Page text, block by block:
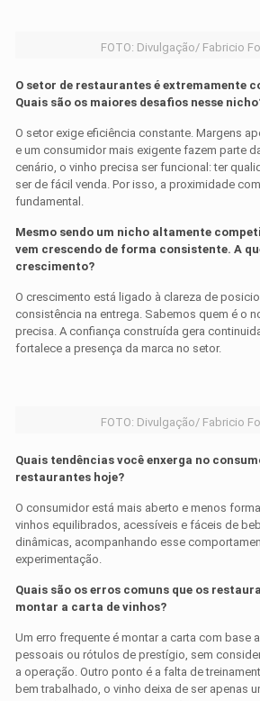
FOTO: Divulgação/ Fabricio
O setor de restaurantes é extremamente
Quais são os maiores desafios nesse
O setor exige eficiência constante. Margens
e um consumidor mais exigente fazem parte
cenário, o vinho precisa ser funcional: ter
ser de fácil venda. Por isso, a proximidade
fundamental.
Mesmo sendo um nicho altamente
vem crescendo de forma consistente. A
crescimento?
O crescimento está ligado à clareza de
consistência na entrega. Sabemos quem é o
precisa. A confiança construída gera
fortalece a presença da marca no setor.
FOTO: Divulgação/ Fabricio
Quais tendências você enxerga no
restaurantes hoje?
O consumidor está mais aberto e menos
vinhos equilibrados, acessíveis e fáceis de
dinâmicas, acompanhando esse
experimentação.
Quais são os erros comuns que os
montar a carta de vinhos?
Um erro frequente é montar a carta com base
pessoais ou rótulos de prestígio, sem
a operação. Outro ponto é a falta de
bem trabalhado, o vinho deixa de ser apenas